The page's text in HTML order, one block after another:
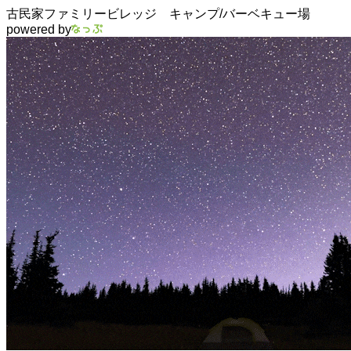
古民家ファミリービレッジ キャンプ/バーベキュー場
powered by